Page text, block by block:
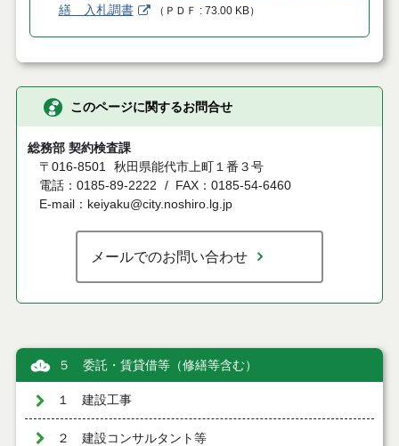
繕 入札調書
（ ＰＤＦ 73.00 KB）
このページに関するお問合せ
総務部 契約検査課
〒016-8501
秋田県能代市上町１番３号
電話：0185-89-2222
FAX：0185-54-6460
E-mail：keiyaku@city.noshiro.lg.jp
メールでのお問い合わせ
５ 委託・賃貸借等（修繕等含む）
１ 建設工事
２ 建設コンサルタント等